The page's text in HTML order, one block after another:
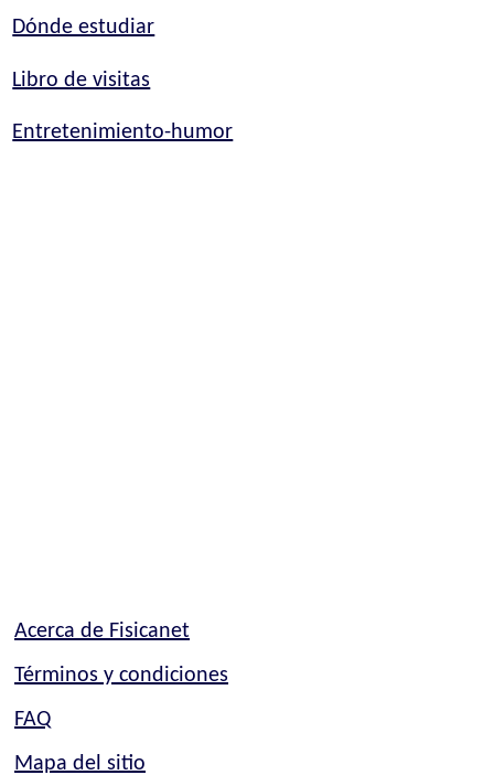
Dónde estudiar
Libro de visitas
Entretenimiento-humor
Acerca de Fisicanet
Términos y condiciones
FAQ
Mapa del sitio